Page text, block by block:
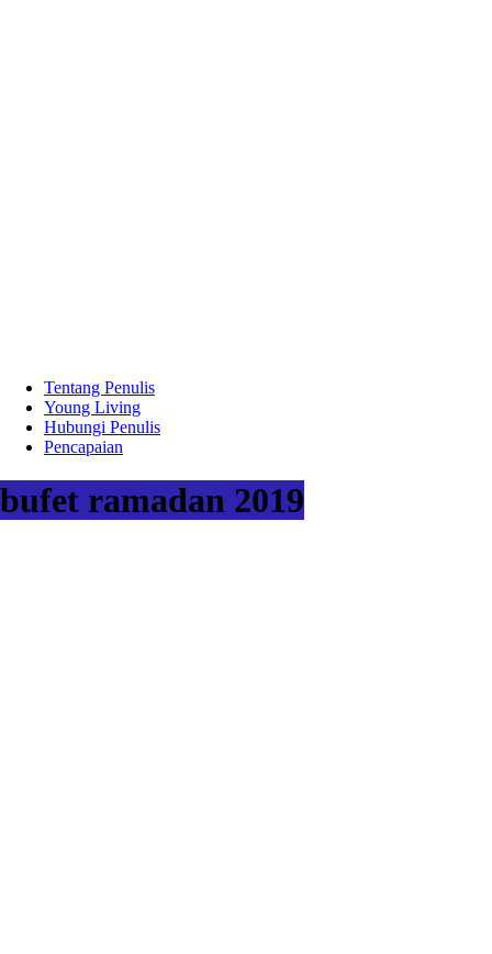
Tentang Penulis
Young Living
Hubungi Penulis
Pencapaian
bufet ramadan 2019